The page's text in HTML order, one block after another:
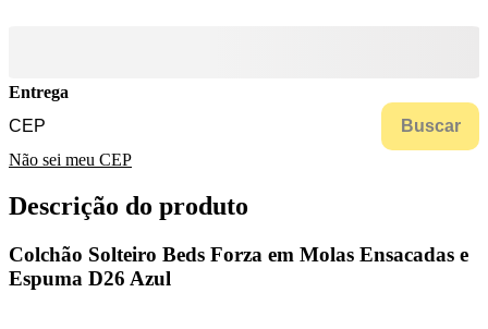
Entrega
Buscar
Não sei meu CEP
Descrição do produto
Colchão Solteiro Beds Forza em Molas Ensacadas e
Espuma D26 Azul